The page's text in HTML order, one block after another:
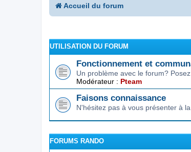
Accueil du forum
UTILISATION DU FORUM
Fonctionnement et
Un problème avec le forum?
Modérateur : Pteam
Faisons connaissance
N'hésitez pas à vous présenter à
FORUMS RANDO